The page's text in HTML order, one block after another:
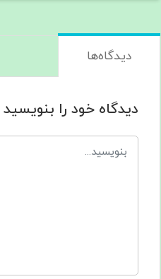
دیدگاه‌ها
دیدگاه خود را بنویسید